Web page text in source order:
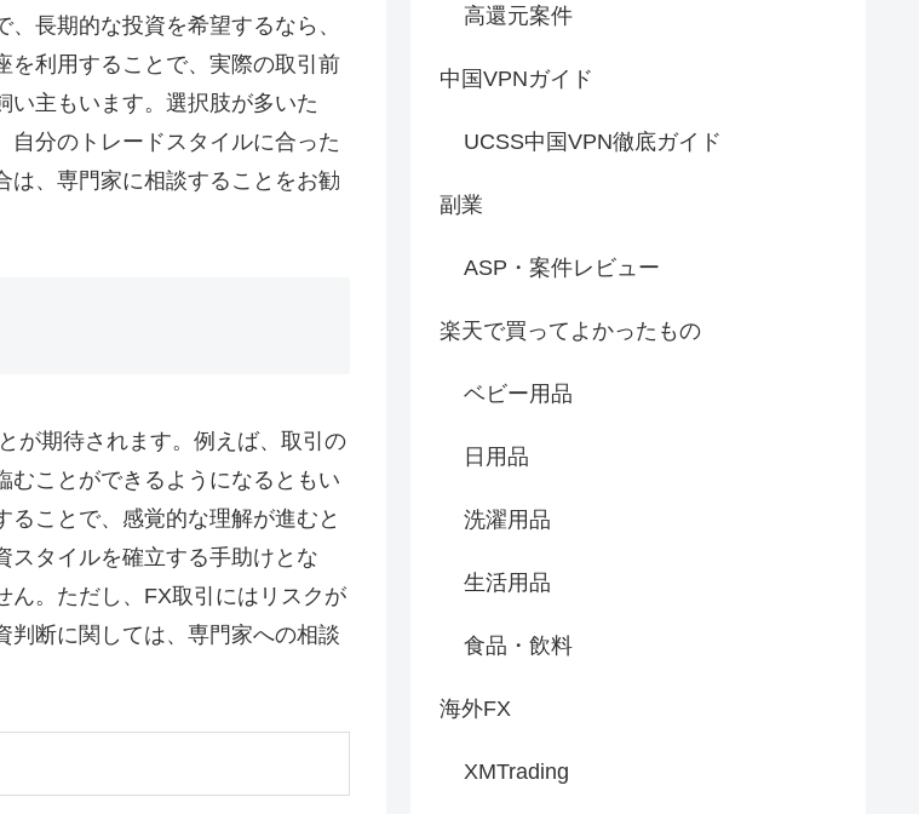
長期的な投資を希望するなら、
を利用することで、実際の取引前
い主もいます。選択肢が多いた
分のトレードスタイルに合った
は、専門家に相談することをお勧
が期待されます。例えば、取引の
むことができるようになるともい
ことで、感覚的な理解が進むと
スタイルを確立する手助けとな
ん。ただし、FX取引にはリスクが
判断に関しては、専門家への相談
高還元案件
中国VPNガイド
UCSS中国VPN徹底ガイド
副業
ASP・案件レビュー
楽天で買ってよかったもの
ベビー用品
日用品
洗濯用品
生活用品
食品・飲料
海外FX
XMTrading